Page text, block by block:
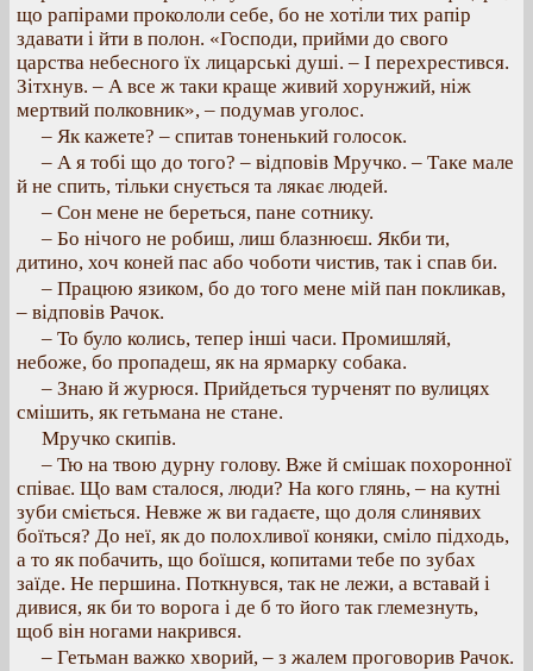
що рапірами прокололи себе, бо не хотіли тих рапір
здавати і йти в полон. «Господи, прийми до свого
царства небесного їх лицарські душі. – І перехрестився.
Зітхнув. – А все ж таки краще живий хорунжий, ніж
мертвий полковник», – подумав уголос.
– Як кажете? – спитав тоненький голосок.
– А я тобі що до того? – відповів Мручко. – Таке мале
й не спить, тільки снується та лякає людей.
– Сон мене не береться, пане сотнику.
– Бо нічого не робиш, лиш блазнюєш. Якби ти,
дитино, хоч коней пас або чоботи чистив, так і спав би.
– Працюю язиком, бо до того мене мій пан покликав,
– відповів Рачок.
– То було колись, тепер інші часи. Промишляй,
небоже, бо пропадеш, як на ярмарку собака.
– Знаю й журюся. Прийдеться турченят по вулицях
смішить, як гетьмана не стане.
Мручко скипів.
– Тю на твою дурну голову. Вже й смішак похоронної
співає. Що вам сталося, люди? На кого глянь, – на кутні
зуби сміється. Невже ж ви гадаєте, що доля слинявих
боїться? До неї, як до полохливої коняки, сміло підходь,
а то як побачить, що боїшся, копитами тебе по зубах
заїде. Не першина. Поткнувся, так не лежи, а вставай і
дивися, як би то ворога і де б то його так глемезнуть,
щоб він ногами накрився.
– Гетьман важко хворий, – з жалем проговорив Рачок.